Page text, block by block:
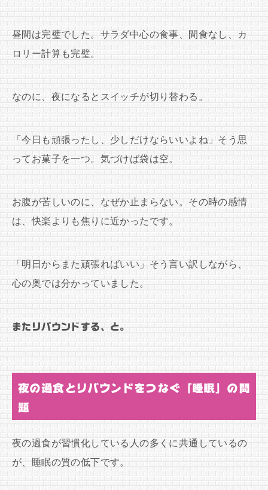
昼間は完璧でした。サラダ中心の食事、間食なし、カ
ロリー計算も完璧。
なのに、夜になるとスイッチが切り替わる。
「今日も頑張ったし、少しだけならいいよね」そう思
ってお菓子を一つ。気づけば袋は空。
お腹が苦しいのに、なぜか止まらない。その時の感情
は、快楽よりも焦りに近かったです。
「明日からまた頑張ればいい」そう言い訳しながら、
心の奥では分かっていました。
またリバウンドする、と。
夜の過食とリバウンドをつなぐ「睡眠」の問
題
夜の過食が習慣化している人の多くに共通しているの
が、睡眠の質の低下です。